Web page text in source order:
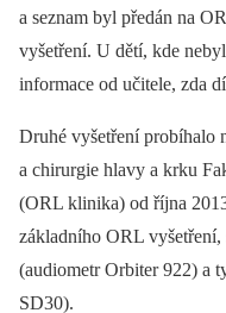
a seznam byl předán na
vyšetření. U dětí, kde
informace od učitele, zda
Druhé vyšetření probíhalo
a chirurgie hlavy a krku
(ORL klinika) od října
základního ORL vyšetření,
(audiometr Orbiter 922) a
SD30).